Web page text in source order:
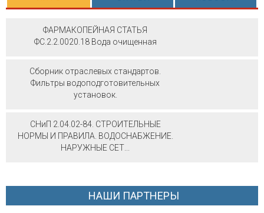
ФАРМАКОПЕЙНАЯ СТАТЬЯ
ФС.2.2.0020.18 Вода очищенная
Сборник отраслевых стандартов.
Фильтры водоподготовительных
установок.
СНиП 2.04.02-84. СТРОИТЕЛЬНЫЕ
НОРМЫ И ПРАВИЛА. ВОДОСНАБЖЕНИЕ.
НАРУЖНЫЕ СЕТ...
НАШИ ПАРТНЕРЫ